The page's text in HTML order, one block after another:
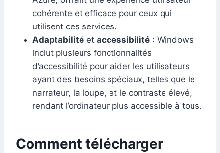
cohérente et efficace pour ceux qui
utilisent ces services.
Adaptabilité et accessibilité : Windows
inclut plusieurs fonctionnalités
d’accessibilité pour aider les utilisateurs
ayant des besoins spéciaux, telles que le
narrateur, la loupe, et le contraste élevé,
rendant l’ordinateur plus accessible à tous.
Comment télécharger